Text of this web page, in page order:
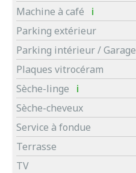
Machine à café
ℹ
Parking extérieur
Parking intérieur / Garage
Plaques vitrocéram
Sèche-linge
ℹ
Sèche-cheveux
Service à fondue
Terrasse
TV